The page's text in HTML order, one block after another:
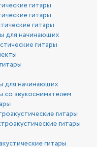
гитары
гитары
гитары
для начинающих
гитары
для начинающих
со звукоснимателем
гитары
гитары
гитары